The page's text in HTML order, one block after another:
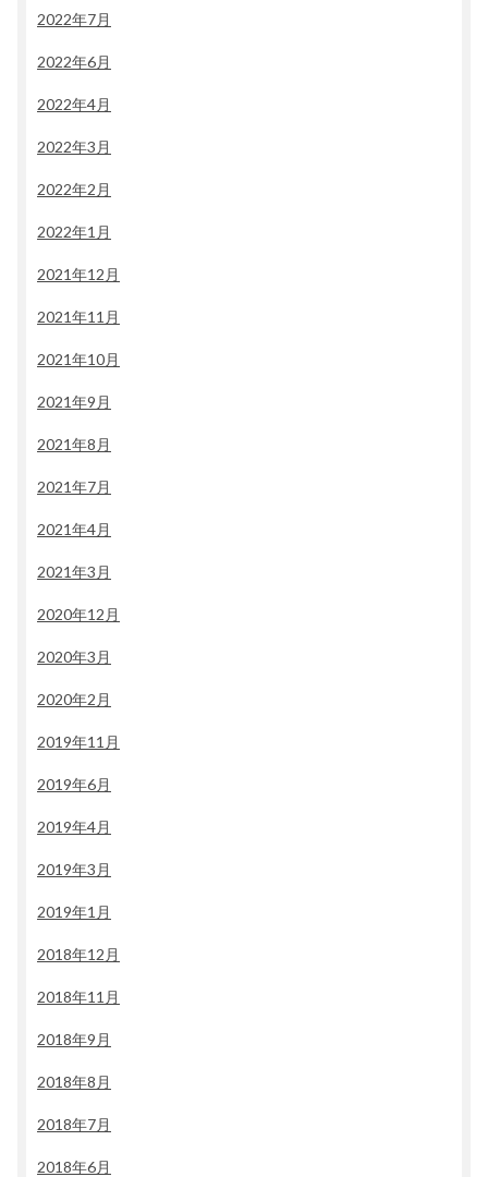
2022年7月
2022年6月
2022年4月
2022年3月
2022年2月
2022年1月
2021年12月
2021年11月
2021年10月
2021年9月
2021年8月
2021年7月
2021年4月
2021年3月
2020年12月
2020年3月
2020年2月
2019年11月
2019年6月
2019年4月
2019年3月
2019年1月
2018年12月
2018年11月
2018年9月
2018年8月
2018年7月
2018年6月